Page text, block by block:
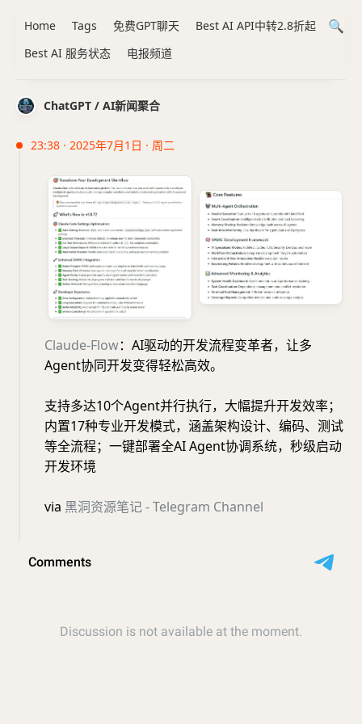
ChatGPT / AI新闻聚合
23:38 · 2025年7月1日 · 周二
Claude-Flow：AI驱动的开发流程变革者，让多
Agent协同开发变得轻松高效。
支持多达10个Agent并行执行，大幅提升开发效率；
内置17种专业开发模式，涵盖架构设计、编码、测试
等全流程；一键部署全AI Agent协调系统，秒级启动
开发环境
via 黑洞资源笔记 - Telegram Channel
Home Tags 免费GPT聊天
Best AI API中转2.8折起
Best AI 服务状态
电报频道